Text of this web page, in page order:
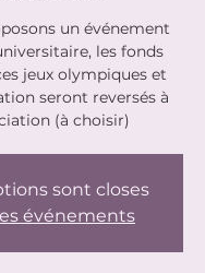
un événement
les fonds
jeux olympiques et
seront reversés à
(à choisir)
sont closes
événements